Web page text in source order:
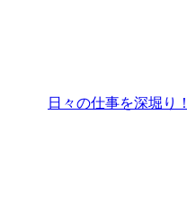
日々の仕事を深堀り！